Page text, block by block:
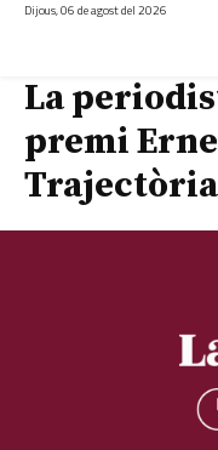
Dijous, 06 de agost del 2026
La
premi
Trajectòria